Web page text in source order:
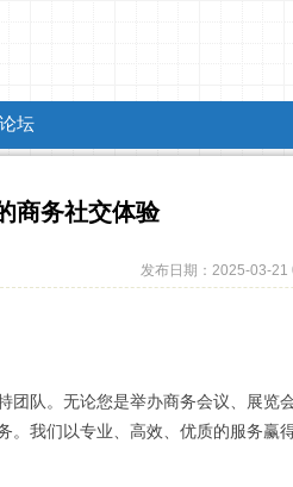
坛
商务社交体验
发布日期：2025-03-
团队。无论您是举办商务会议、展览
。我们以专业、高效、优质的服务赢